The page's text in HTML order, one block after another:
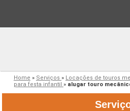
Home » Serviços » Locações de touros
para festa infantil » alugar touro